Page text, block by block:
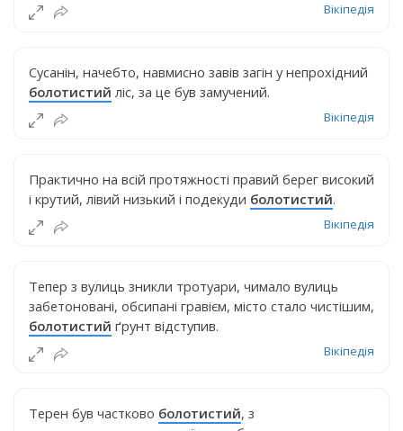
Вікіпедія
Сусанін, начебто, навмисно завів загін у непрохідний
болотистий ліс, за це був замучений.
Вікіпедія
Практично на всій протяжності правий берег високий
і крутий, лівий низький і подекуди болотистий.
Вікіпедія
Тепер з вулиць зникли тротуари, чимало вулиць
забетоновані, обсипані гравієм, місто стало чистішим,
болотистий ґрунт відступив.
Вікіпедія
Терен був частково болотистий, з